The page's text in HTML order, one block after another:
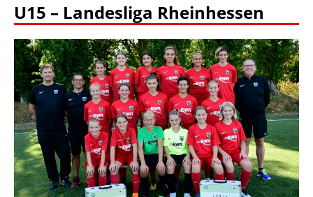
U15 – Landesliga Rheinhessen